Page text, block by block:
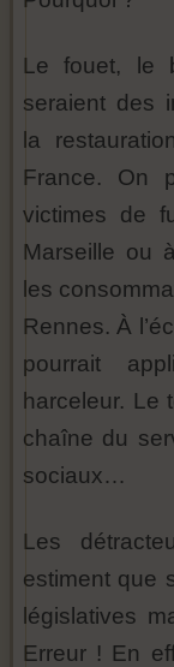
Le fouet, le
seraient des
la
France. On
victimes de
Marseille ou
les
Rennes. À
pourrait
harceleur. Le
chaîne du
sociaux…
Les
estiment que
législatives
Erreur ! En